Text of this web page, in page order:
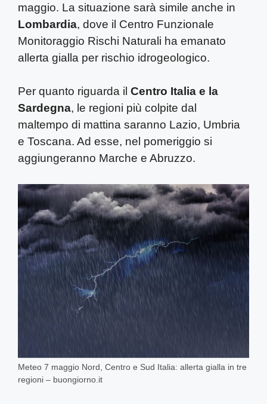
maggio. La situazione sarà simile anche in
Lombardia, dove il Centro Funzionale
Monitoraggio Rischi Naturali ha emanato
allerta gialla per rischio idrogeologico.
Per quanto riguarda il Centro Italia e la
Sardegna, le regioni più colpite dal
maltempo di mattina saranno Lazio, Umbria
e Toscana. Ad esse, nel pomeriggio si
aggiungeranno Marche e Abruzzo.
Meteo 7 maggio Nord, Centro e Sud Italia: allerta gialla in tre
regioni – buongiorno.it